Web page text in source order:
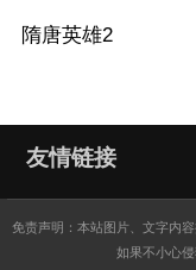
隋唐英雄2
友情链接
免责声明：本站图片、文字内
如果不小心